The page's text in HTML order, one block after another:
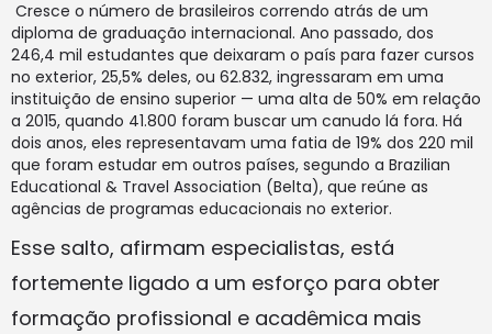
Cresce o número de brasileiros correndo atrás de um
diploma de graduação internacional. Ano passado, dos
246,4 mil estudantes que deixaram o país para fazer cursos
no exterior, 25,5% deles, ou 62.832, ingressaram em uma
instituição de ensino superior — uma alta de 50% em relação
a 2015, quando 41.800 foram buscar um canudo lá fora. Há
dois anos, eles representavam uma fatia de 19% dos 220 mil
que foram estudar em outros países, segundo a Brazilian
Educational & Travel Association (Belta), que reúne as
agências de programas educacionais no exterior.
Esse salto, afirmam especialistas, está
fortemente ligado a um esforço para obter
formação profissional e acadêmica mais